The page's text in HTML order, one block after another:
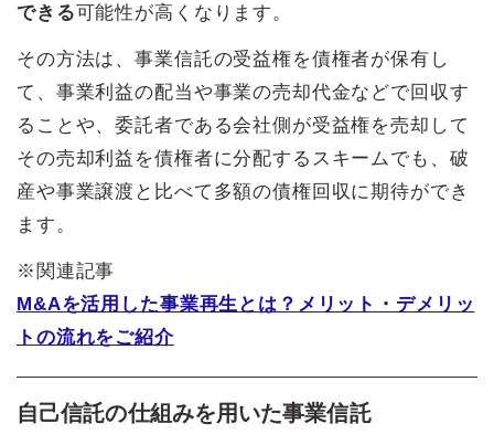
できる可能性が高くなります。
その方法は、事業信託の受益権を債権者が保有し
て、事業利益の配当や事業の売却代金などで回収す
ることや、委託者である会社側が受益権を売却して
その売却利益を債権者に分配するスキームでも、破
産や事業譲渡と比べて多額の債権回収に期待ができ
ます。
※関連記事
M&Aを活用した事業再生とは？メリット・デメリッ
トの流れをご紹介
自己信託の仕組みを用いた事業信託